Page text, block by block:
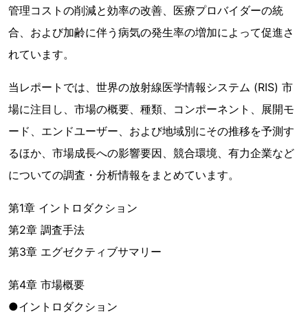
管理コストの削減と効率の改善、医療プロバイダーの統
合、および加齢に伴う病気の発生率の増加によって促進さ
れています。
当レポートでは、世界の放射線医学情報システム (RIS) 市
場に注目し、市場の概要、種類、コンポーネント、展開モ
ード、エンドユーザー、および地域別にその推移を予測す
るほか、市場成長への影響要因、競合環境、有力企業など
についての調査・分析情報をまとめています。
第1章 イントロダクション
第2章 調査手法
第3章 エグゼクティブサマリー
第4章 市場概要
●イントロダクション